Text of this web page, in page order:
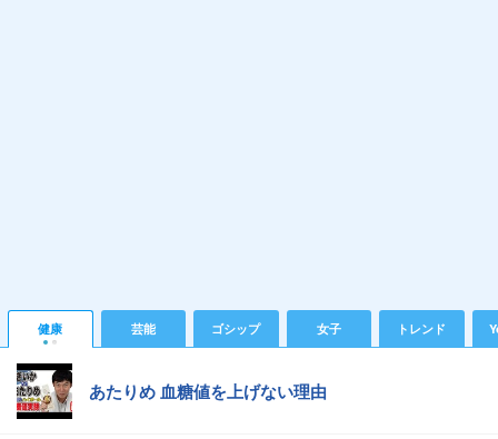
健康 芸能 ゴシップ 女子 トレンド
あたりめ 血糖値を上げない理由